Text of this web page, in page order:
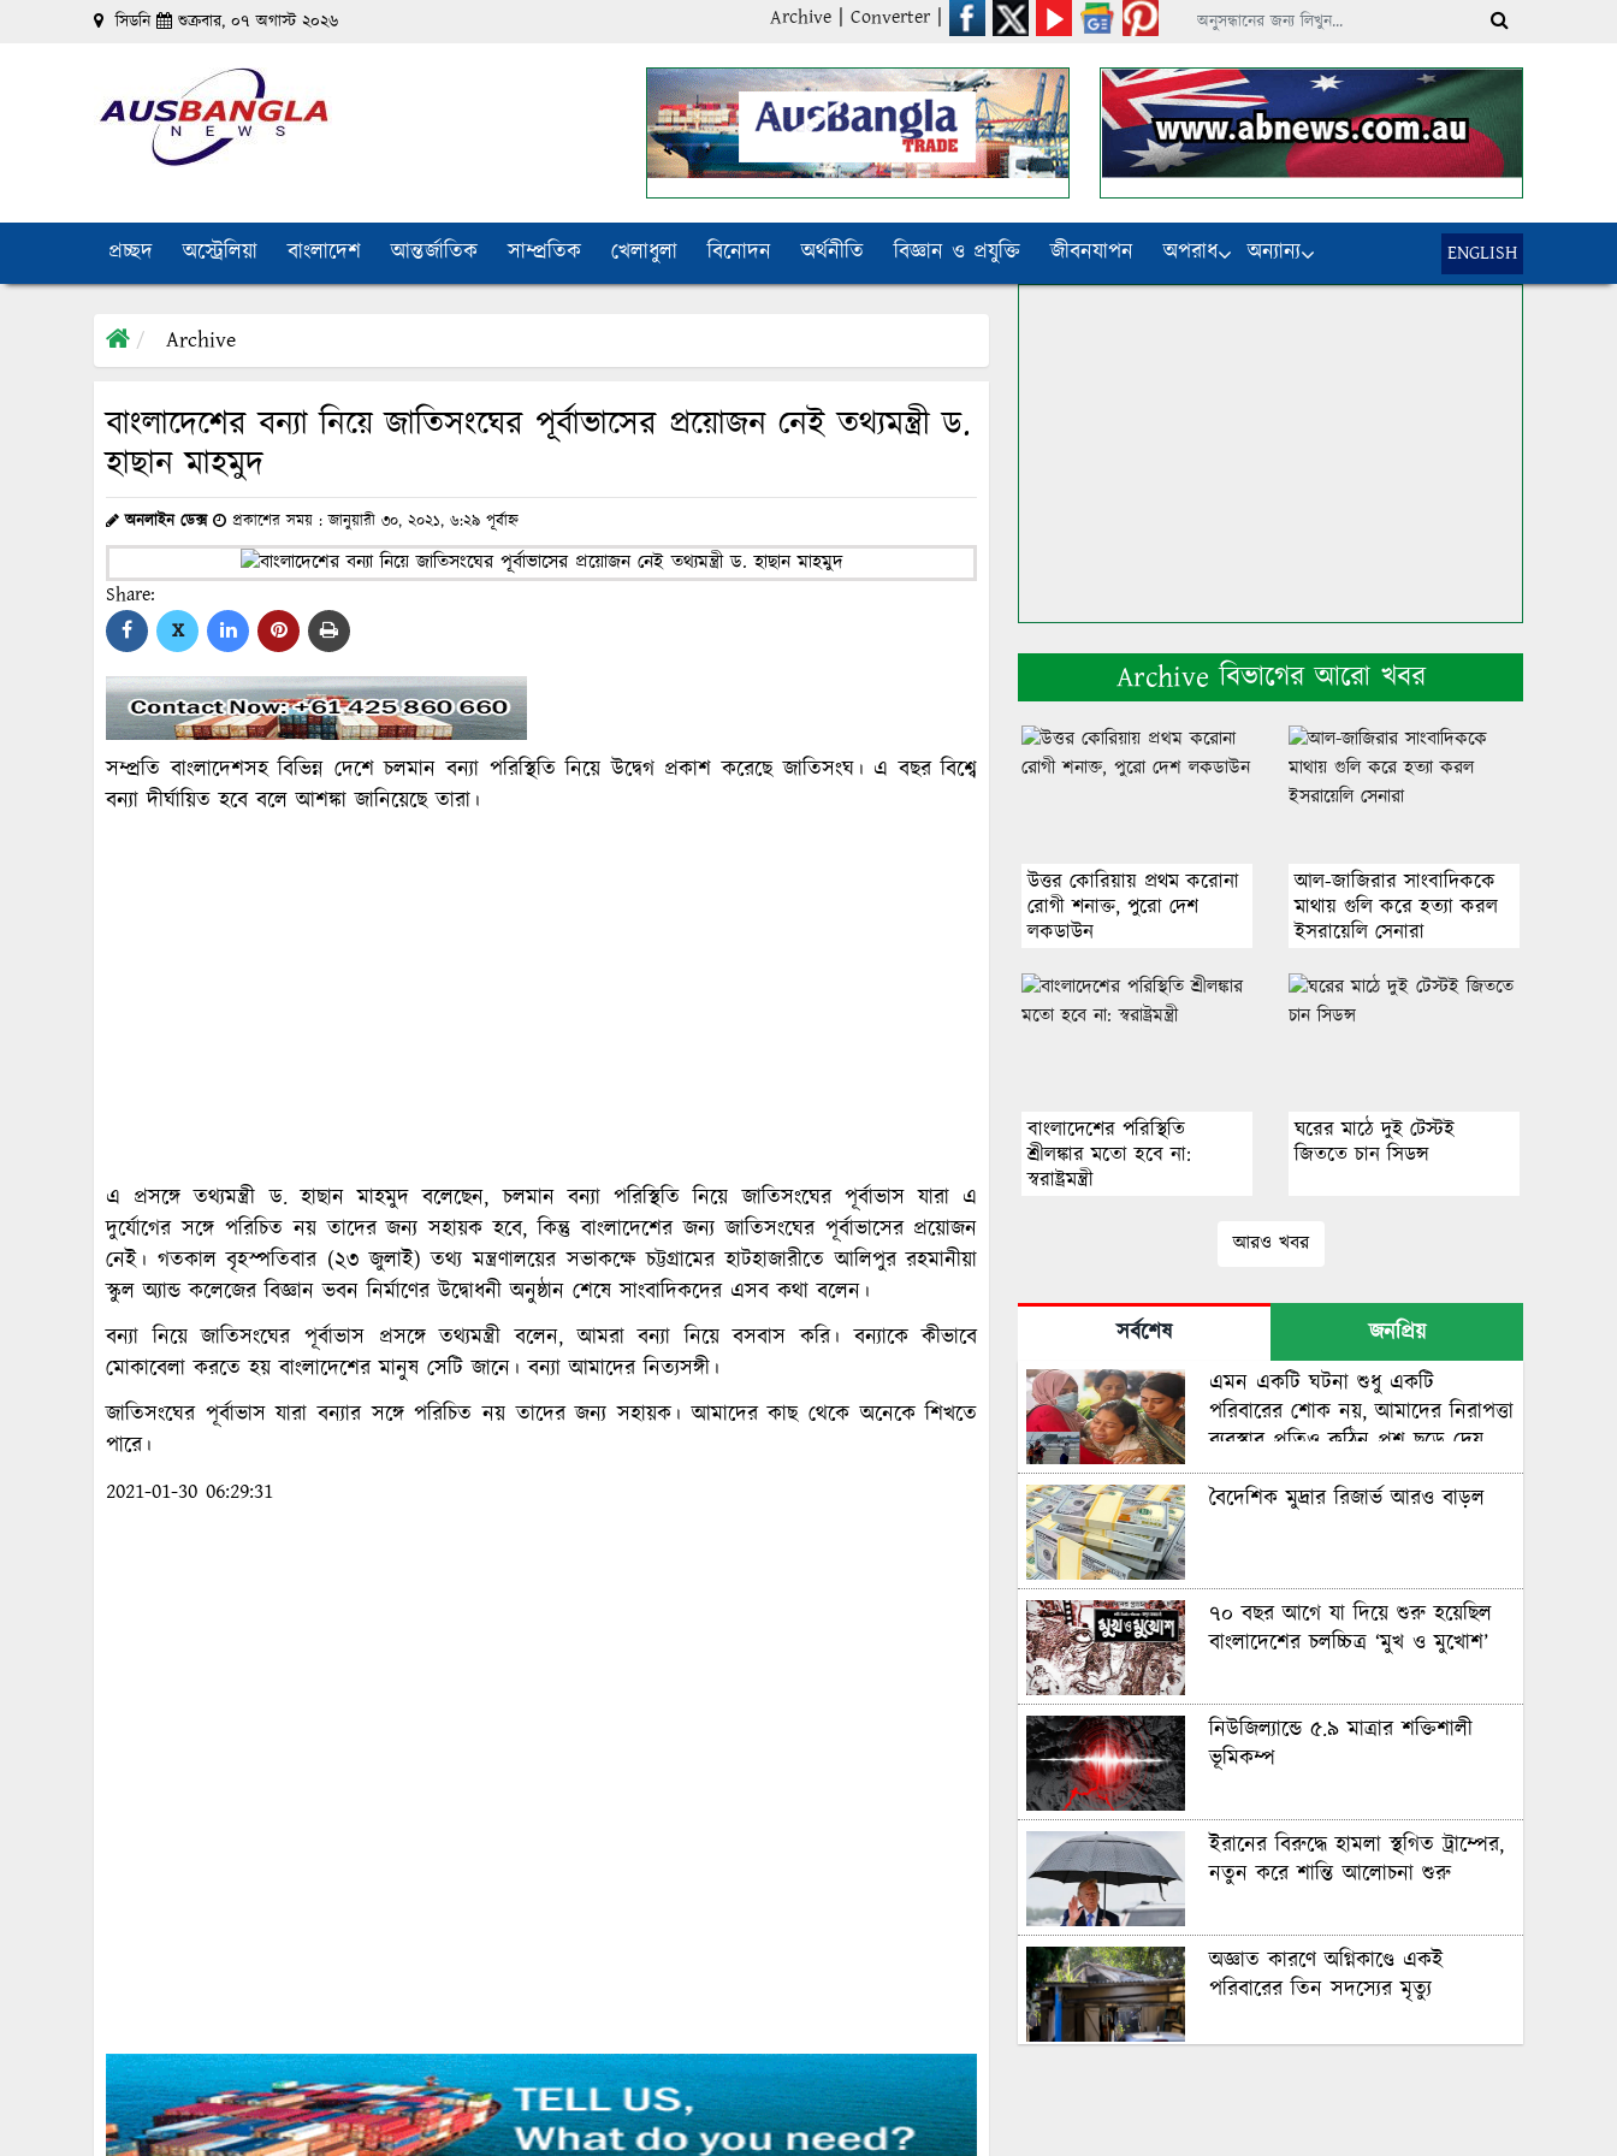
সিডনি শুক্রবার, ০৭ অগাস্ট ২০২৬ Archive | Converter |
প্রচ্ছদ অস্ট্রেলিয়া বাংলাদেশ আন্তর্জাতিক সাম্প্রতিক খেলাধুলা বিনোদন অর্থনীতি বিজ্ঞান ও প্রযুক্তি জীবনযাপন অপরাধ অন্যান্য ENGLISH
Archive
বাংলাদেশের বন্যা নিয়ে জাতিসংঘের পূর্বাভাসের প্রয়োজন নেই তথ্যমন্ত্রী ড.
হাছান মাহমুদ
অনলাইন ডেক্স প্রকাশের সময় : জানুয়ারী ৩০, ২০২১, ৬:২৯ পূর্বাহ্ন
Share:
X
সম্প্রতি বাংলাদেশসহ বিভিন্ন দেশে চলমান বন্যা পরিস্থিতি নিয়ে উদ্বেগ প্রকাশ করেছে জাতিসংঘ। এ বছর বিশ্বে
বন্যা দীর্ঘায়িত হবে বলে আশঙ্কা জানিয়েছে তারা।
এ প্রসঙ্গে তথ্যমন্ত্রী ড. হাছান মাহমুদ বলেছেন, চলমান বন্যা পরিস্থিতি নিয়ে জাতিসংঘের পূর্বাভাস যারা এ
দুর্যোগের সঙ্গে পরিচিত নয় তাদের জন্য সহায়ক হবে, কিন্তু বাংলাদেশের জন্য জাতিসংঘের পূর্বাভাসের প্রয়োজন
নেই। গতকাল বৃহস্পতিবার (২৩ জুলাই) তথ্য মন্ত্রণালয়ের সভাকক্ষে চট্টগ্রামের হাটহাজারীতে আলিপুর রহমানীয়া
স্কুল অ্যান্ড কলেজের বিজ্ঞান ভবন নির্মাণের উদ্বোধনী অনুষ্ঠান শেষে সাংবাদিকদের এসব কথা বলেন।
বন্যা নিয়ে জাতিসংঘের পূর্বাভাস প্রসঙ্গে তথ্যমন্ত্রী বলেন, আমরা বন্যা নিয়ে বসবাস করি। বন্যাকে কীভাবে
মোকাবেলা করতে হয় বাংলাদেশের মানুষ সেটি জানে। বন্যা আমাদের নিত্যসঙ্গী।
জাতিসংঘের পূর্বাভাস যারা বন্যার সঙ্গে পরিচিত নয় তাদের জন্য সহায়ক। আমাদের কাছ থেকে অনেকে শিখতে
পারে।
2021-01-30 06:29:31
Archive বিভাগের আরো খবর
উত্তর কোরিয়ায় প্রথম করোনা
রোগী শনাক্ত, পুরো দেশ
লকডাউন
আল-জাজিরার সাংবাদিককে
মাথায় গুলি করে হত্যা করল
ইসরায়েলি সেনারা
বাংলাদেশের পরিস্থিতি
শ্রীলঙ্কার মতো হবে না:
স্বরাষ্ট্রমন্ত্রী
ঘরের মাঠে দুই টেস্টই
জিততে চান সিডন্স
আরও খবর
সর্বশেষ
জনপ্রিয়
এমন একটি ঘটনা শুধু একটি
পরিবারের শোক নয়, আমাদের নিরাপত্তা
ব্যবস্থার প্রতিও কঠিন প্রশ্ন ছুড়ে দেয়
বৈদেশিক মুদ্রার রিজার্ভ আরও বাড়ল
৭০ বছর আগে যা ‍দিয়ে শুরু হয়েছিল
বাংলাদেশের চলচ্চিত্র ‘মুখ ও মুখোশ’
নিউজিল্যান্ডে ৫.৯ মাত্রার শক্তিশালী
ভূমিকম্প
ইরানের বিরুদ্ধে হামলা স্থগিত ট্রাম্পের,
নতুন করে শান্তি আলোচনা শুরু
অজ্ঞাত কারণে অগ্নিকাণ্ডে একই
পরিবারের তিন সদস্যের মৃত্যু